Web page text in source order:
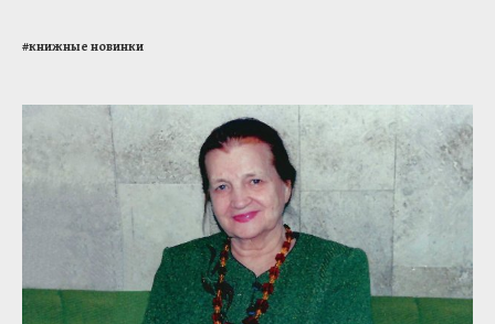
#книжные новинки